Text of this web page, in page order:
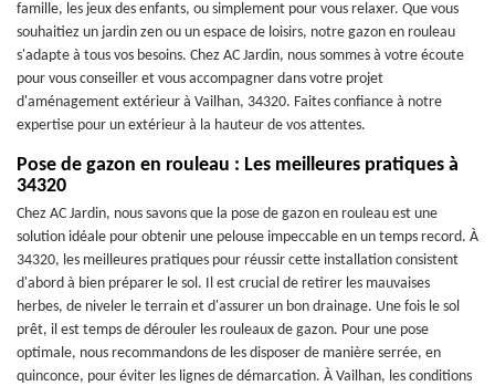
famille, les jeux des enfants, ou simplement pour vous relaxer. Que vous
souhaitiez un jardin zen ou un espace de loisirs, notre gazon en rouleau
s'adapte à tous vos besoins. Chez AC Jardin, nous sommes à votre écoute
pour vous conseiller et vous accompagner dans votre projet
d'aménagement extérieur à Vailhan, 34320. Faites confiance à notre
expertise pour un extérieur à la hauteur de vos attentes.
Pose de gazon en rouleau : Les meilleures pratiques à
34320
Chez AC Jardin, nous savons que la pose de gazon en rouleau est une
solution idéale pour obtenir une pelouse impeccable en un temps record. À
34320, les meilleures pratiques pour réussir cette installation consistent
d'abord à bien préparer le sol. Il est crucial de retirer les mauvaises
herbes, de niveler le terrain et d'assurer un bon drainage. Une fois le sol
prêt, il est temps de dérouler les rouleaux de gazon. Pour une pose
optimale, nous recommandons de les disposer de manière serrée, en
quinconce, pour éviter les lignes de démarcation. À Vailhan, les conditions